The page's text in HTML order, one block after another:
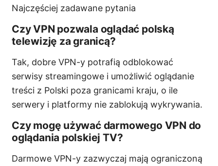
Najczęściej zadawane pytania
Czy VPN pozwala oglądać polską
telewizję za granicą?
Tak, dobre VPN-y potrafią odblokować
serwisy streamingowe i umożliwić oglądanie
treści z Polski poza granicami kraju, o ile
serwery i platformy nie zablokują wykrywania.
Czy mogę używać darmowego VPN do
oglądania polskiej TV?
Darmowe VPN-y zazwyczaj mają ograniczoną